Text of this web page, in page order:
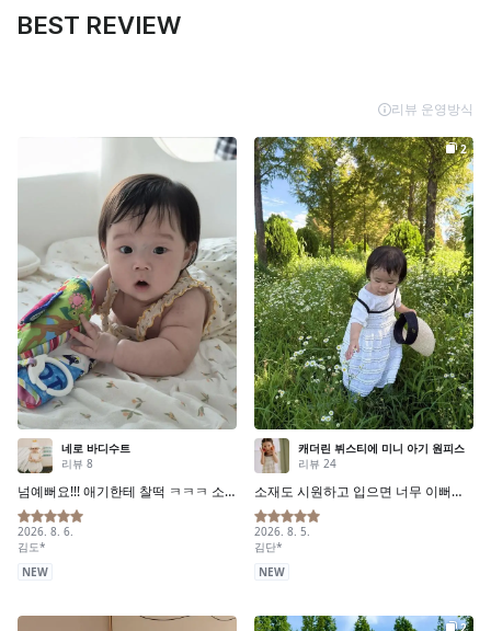
BEST REVIEW